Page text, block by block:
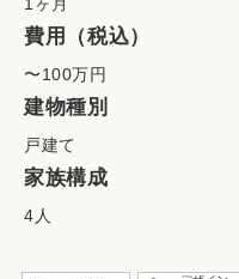
費用（税込）
〜100万円
建物種別
戸建て
家族構成
4人